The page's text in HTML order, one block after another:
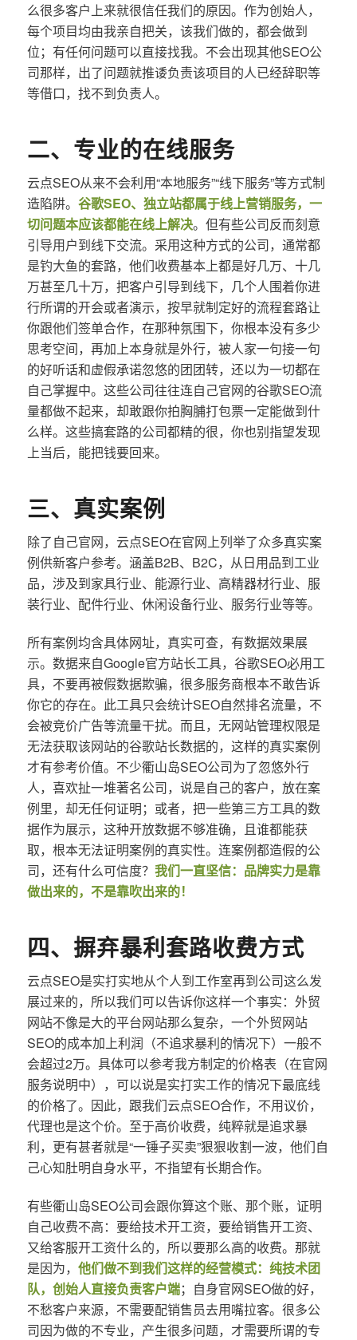
么很多客户上来就很信任我们的原因。作为创始人，
每个项目均由我亲自把关，该我们做的，都会做到
位；有任何问题可以直接找我。不会出现其他SEO公
司那样，出了问题就推诿负责该项目的人已经辞职等
等借口，找不到负责人。
二、专业的在线服务
云点SEO从来不会利用“本地服务”“线下服务”等方式制
造陷阱。 谷歌SEO、独立站都属于线上营销服务，一
切问题本应该都能在线上解决。但有些公司反而刻意
引导用户到线下交流。采用这种方式的公司，通常都
是钓大鱼的套路，他们收费基本上都是好几万、十几
万甚至几十万，把客户引导到线下，几个人围着你进
行所谓的开会或者演示，按早就制定好的流程套路让
你跟他们签单合作，在那种氛围下，你根本没有多少
思考空间，再加上本身就是外行，被人家一句接一句
的好听话和虚假承诺忽悠的团团转，还以为一切都在
自己掌握中。这些公司往往连自己官网的谷歌SEO流
量都做不起来，却敢跟你拍胸脯打包票一定能做到什
么样。这些搞套路的公司都精的很，你也别指望发现
上当后，能把钱要回来。
三、真实案例
除了自己官网，云点SEO在官网上列举了众多真实案
例供新客户参考。涵盖B2B、B2C，从日用品到工业
品，涉及到家具行业、能源行业、高精器材行业、服
装行业、配件行业、休闲设备行业、服务行业等等。
所有案例均含具体网址，真实可查，有数据效果展
示。数据来自Google官方站长工具，谷歌SEO必用工
具，不要再被假数据欺骗，很多服务商根本不敢告诉
你它的存在。此工具只会统计SEO自然排名流量，不
会被竞价广告等流量干扰。而且，无网站管理权限是
无法获取该网站的谷歌站长数据的，这样的真实案例
才有参考价值。不少衢山岛SEO公司为了忽悠外行
人，喜欢扯一堆著名公司，说是自己的客户，放在案
例里，却无任何证明；或者，把一些第三方工具的数
据作为展示，这种开放数据不够准确，且谁都能获
取，根本无法证明案例的真实性。连案例都造假的公
司，还有什么可信度？ 我们一直坚信：品牌实力是靠
做出来的，不是靠吹出来的！
四、摒弃暴利套路收费方式
云点SEO是实打实地从个人到工作室再到公司这么发
展过来的，所以我们可以告诉你这样一个事实：外贸
网站不像是大的平台网站那么复杂，一个外贸网站
SEO的成本加上利润（不追求暴利的情况下）一般不
会超过2万。具体可以参考我方制定的价格表（在官网
服务说明中），可以说是实打实工作的情况下最底线
的价格了。因此，跟我们云点SEO合作，不用议价，
代理也是这个价。至于高价收费，纯粹就是追求暴
利，更有甚者就是“一锤子买卖”狠狠收割一波，他们自
己心知肚明自身水平，不指望有长期合作。
有些衢山岛SEO公司会跟你算这个账、那个账，证明
自己收费不高：要给技术开工资，要给销售开工资、
又给客服开工资什么的，所以要那么高的收费。那就
是因为， 他们做不到我们这样的经营模式：纯技术团
队，创始人直接负责客户端；自身官网SEO做的好，
不愁客户来源，不需要配销售员去用嘴拉客。很多公
司因为做的不专业，产生很多问题，才需要所谓的专